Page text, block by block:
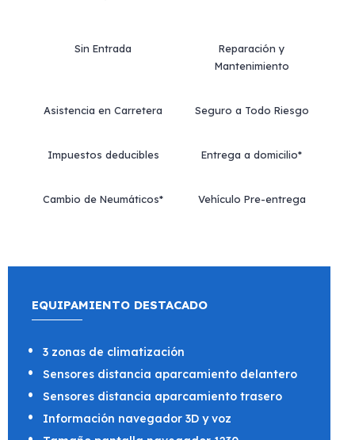
Sin Entrada
Reparación y
Mantenimiento
Asistencia en Carretera Seguro a Todo Riesgo
Impuestos deducibles Entrega a domicilio*
Cambio de Neumáticos* Vehículo Pre-entrega
EQUIPAMIENTO DESTACADO
3 zonas de climatización
Sensores distancia aparcamiento delantero
Sensores distancia aparcamiento trasero
Información navegador 3D y voz